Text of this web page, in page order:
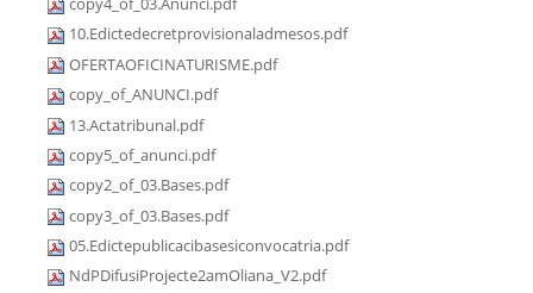
10.Edictedecretprovisionaladmesos.pdf
OFERTAOFICINATURISME.pdf
copy_of_ANUNCI.pdf
13.Actatribunal.pdf
copy5_of_anunci.pdf
copy2_of_03.Bases.pdf
copy3_of_03.Bases.pdf
05.Edictepublicacibasesiconvocatria.pdf
NdPDifusiProjecte2amOliana_V2.pdf